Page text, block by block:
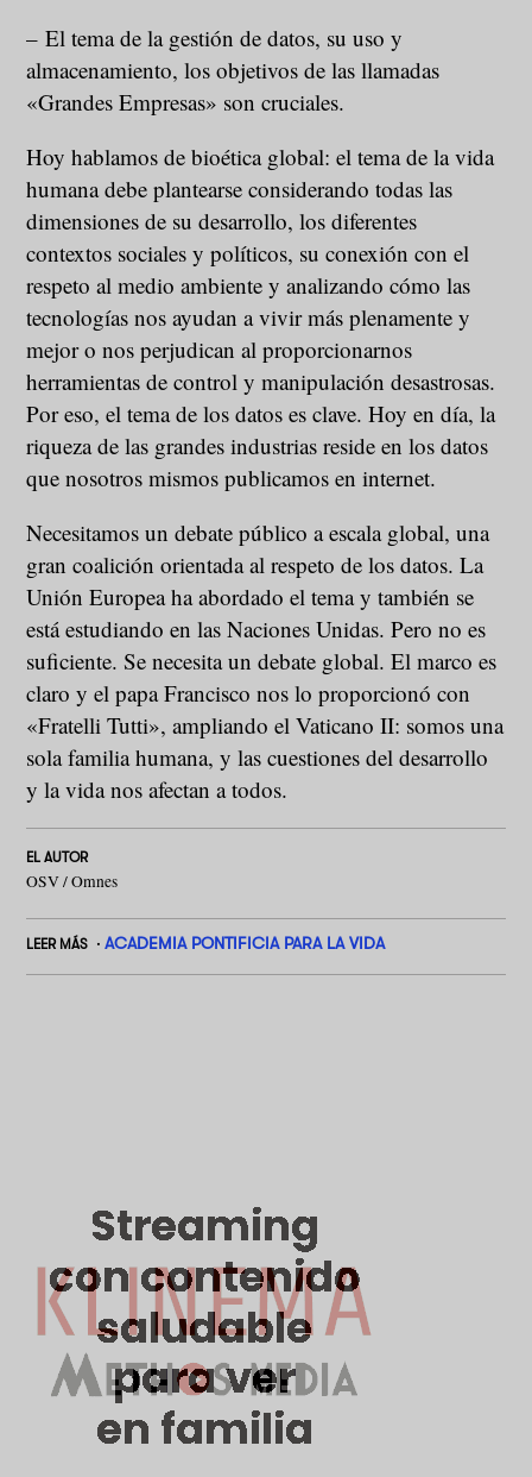
– El tema de la gestión de datos, su uso y
almacenamiento, los objetivos de las llamadas
«Grandes Empresas» son cruciales.
Hoy hablamos de bioética global: el tema de la vida
humana debe plantearse considerando todas las
dimensiones de su desarrollo, los diferentes
contextos sociales y políticos, su conexión con el
respeto al medio ambiente y analizando cómo las
tecnologías nos ayudan a vivir más plenamente y
mejor o nos perjudican al proporcionarnos
herramientas de control y manipulación desastrosas.
Por eso, el tema de los datos es clave. Hoy en día, la
riqueza de las grandes industrias reside en los datos
que nosotros mismos publicamos en internet.
Necesitamos un debate público a escala global, una
gran coalición orientada al respeto de los datos. La
Unión Europea ha abordado el tema y también se
está estudiando en las Naciones Unidas. Pero no es
suficiente. Se necesita un debate global. El marco es
claro y el papa Francisco nos lo proporcionó con
«Fratelli Tutti», ampliando el Vaticano II: somos una
sola familia humana, y las cuestiones del desarrollo
y la vida nos afectan a todos.
EL AUTOR
OSV / Omnes
LEER MÁS ACADEMIA PONTIFICIA PARA LA VIDA